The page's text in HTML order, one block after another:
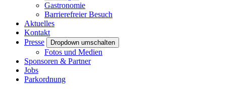
Gastronomie
Barrierefreier Besuch
Aktuelles
Kontakt
Presse
Dropdown umschalten
Fotos und Medien
Sponsoren & Partner
Jobs
Parkordnung